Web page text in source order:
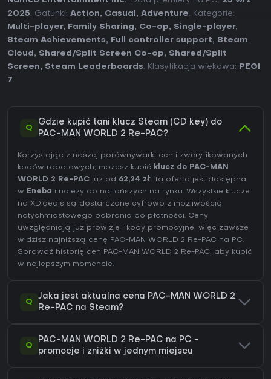
2025. Gatunki: Action, Casual , Adventure. Kategorie:
Multi-player, Family Sharing, Co-op, Single-player,
Steam Achievements, Full controller support, Steam
Cloud , Shared/Split Screen Co-op, Shared/Split
Screen, Steam Leaderboards. Klasyfikacja wiekowa:
PEGI
7.
Q
Gdzie kupić tani klucz Steam (CD key) do
PAC-MAN WORLD 2 Re-PAC?
Korzystając z naszej porównywarki cen i zweryfikowanych
kodów rabatowych, możesz kupić klucz do PAC-MAN
WORLD 2 Re-PAC już od 62,24 zł. Ta oferta jest dostępna
w Eneba
i należy do najtańszych na rynku. Wszystkie klucze
na XD.deals są dostarczane cyfrowo z możliwością
natychmiastowego pobrania po płatności. Ceny
uwzględniają już prowizje i kody promocyjne, więc zawsze
widzisz najniższą cenę PAC-MAN WORLD 2 Re-PAC na PC.
Sprawdź historię cen PAC-MAN WORLD 2 Re-PAC, aby kupić
w najlepszym momencie.
Q
Jaka jest aktualna cena PAC-MAN WORLD 2
Re-PAC na Steam?
Q
PAC-MAN WORLD 2 Re-PAC na PC -
promocje i zniżki w jednym miejscu